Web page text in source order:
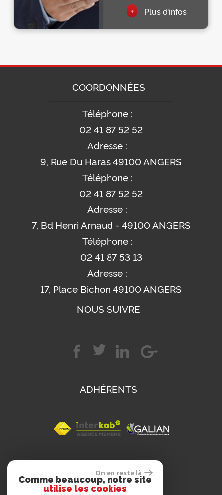
+ Plus d'infos
COORDONNÉES
Téléphone :
02 41 87 52 52
Adresse :
9, Rue Du Haras 49100 ANGERS
Téléphone :
02 41 87 52 52
Adresse :
7, Bd Henri Arnaud - 49100 ANGERS
Téléphone :
02 41 87 53 13
Adresse :
17, Place Bichon 49100 ANGERS
NOUS SUIVRE
ADHÉRENTS
SE CONNECTER
On en reste là
Comme beaucoup, notre site
utilise les cookies